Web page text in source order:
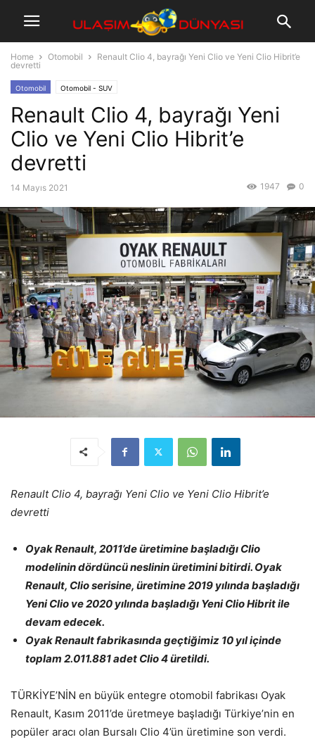
Home Otomobil
Renault Clio 4, bayrağı Yeni Clio ve Yeni Clio Hibrit’e
devretti
Otomobil Otomobil - SUV
Renault Clio 4, bayrağı Yeni
Clio ve Yeni Clio Hibrit’e
devretti
14 Mayıs 2021 0
1947
Renault Clio 4, bayrağı Yeni Clio ve Yeni Clio Hibrit’e
devretti
Oyak Renault, 2011’de üretimine başladığı Clio
modelinin dördüncü neslinin üretimini bitirdi. Oyak
Renault, Clio serisine, üretimine 2019 yılında başladığı
Yeni Clio ve 2020 yılında başladığı Yeni Clio Hibrit ile
devam edecek.
Oyak Renault fabrikasında geçtiğimiz 10 yıl içinde
toplam 2.011.881 adet Clio 4 üretildi.
TÜRKİYE’NİN en büyük entegre otomobil fabrikası Oyak
Renault, Kasım 2011’de üretmeye başladığı Türkiye’nin en
popüler aracı olan Bursalı Clio 4’ün üretimine son verdi.